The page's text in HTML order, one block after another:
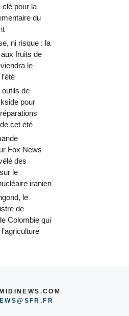
clé pour la
du
ni risque : la
fruits de
le
outils de
pour
cet été
Fox News
des
le
iranien
le
de
Colombie qui